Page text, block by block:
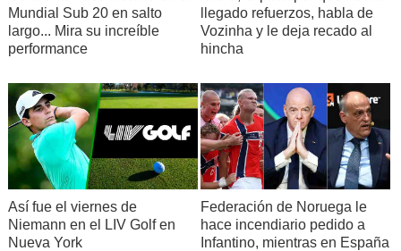
Mundial Sub 20 en salto
largo... Mira su increíble
performance
llegado refuerzos, habla de
Vozinha y le deja recado al
hincha
Así fue el viernes de
Niemann en el LIV Golf en
Nueva York
Federación de Noruega le
hace incendiario pedido a
Infantino, mientras en España